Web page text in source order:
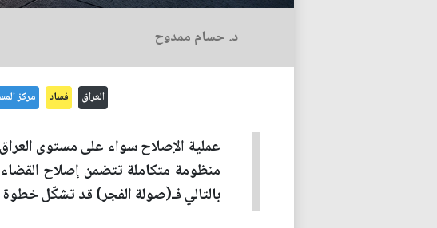
د. حسام ممدوح
العراق فساد مركز
عملية الإصلاح سواء على مستوى العراق
منظومة متكاملة تتضمن إصلاح
بالتالي فـ(صولة الفجر) قد تشكّل خطوة